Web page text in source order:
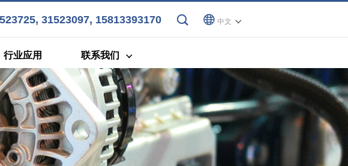
中文
31523097, 15813393170
行业应用 联系我们